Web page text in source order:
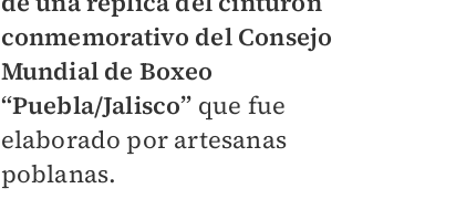
conmemorativo del Consejo
Mundial de Boxeo
“Puebla/Jalisco” que fue
elaborado por artesanas
poblanas.